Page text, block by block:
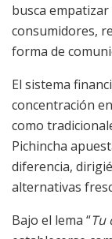
busca
consumidores,
forma de
El sistema
concentración
como
Pichincha
diferencia,
alternativas
Bajo el lema “Tu